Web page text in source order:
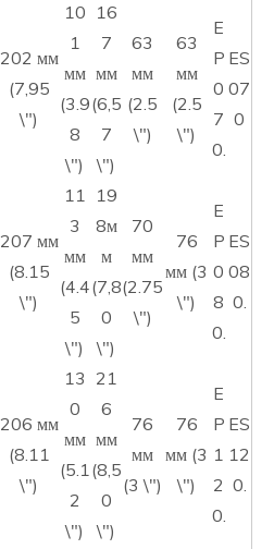
202 мм
(7,95
\")
10
1
мм
(3.9
8
\")
16
7
мм
(6,5
7
\")
63
мм
(2.5
\")
63
мм
(2.5
\")
E
P
0
7
0.
ES
07
0
207 мм
(8.15
\")
11
3
мм
(4.4
5
\")
19
8м
м
(7,8
0
\")
70
мм
(2.75
\")
76
мм (3
\")
E
P
0
8
0.
ES
08
0.
206 мм
(8.11
\")
13
0
мм
(5.1
2
\")
21
6
мм
(8,5
0
\")
76
мм
(3 \")
76
мм (3
\")
E
P
1
2
0.
ES
12
0.